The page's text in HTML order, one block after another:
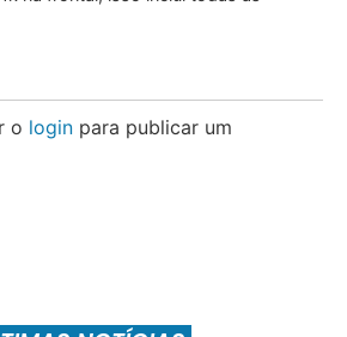
o login para publicar um